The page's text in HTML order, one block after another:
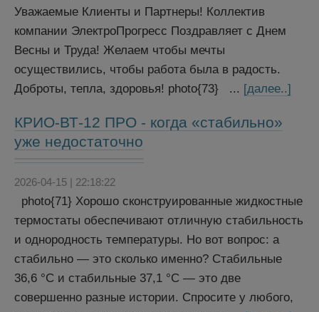
Уважаемые Клиенты и Партнеры! Коллектив
компании ЭлектроПрогресс Поздравляет с Днем
Весны и Труда! Желаем чтобы мечты
осуществились, чтобы работа была в радость.
Доброты, тепла, здоровья! photo{73} ... [далее..]
КРИО-ВТ-12 ПРО - когда «стабильно»
уже недостаточно
2026-04-15 | 22:18:22
photo{71} Хорошо сконструированные жидкостные
термостаты обеспечивают отличную стабильность
и однородность температуры. Но вот вопрос: а
стабильно — это сколько именно? Стабильные
36,6 °C и стабильные 37,1 °C — это две
совершенно разные истории. Спросите у любого,